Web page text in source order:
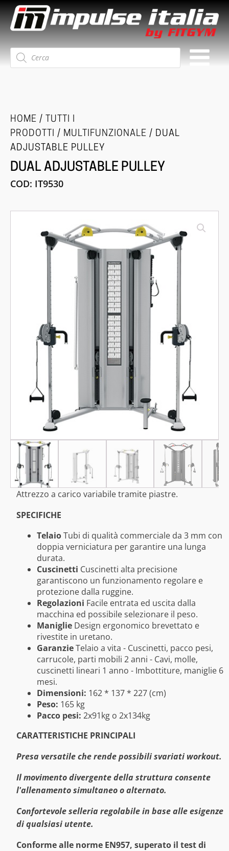
Ricerca
prodotti
HOME / TUTTI I
PRODOTTI / MULTIFUNZIONALE / DUAL
ADJUSTABLE PULLEY
DUAL ADJUSTABLE PULLEY
COD: IT9530
Attrezzo a carico variabile tramite piastre.
SPECIFICHE
TelaioTubi di qualità commerciale da 3 mm con
doppia verniciatura per garantire una lunga
durata.
Cuscinetti Cuscinetti alta precisione
garantiscono un funzionamento regolare e
protezione dalla ruggine.
Regolazioni Facile entrata ed uscita dalla
macchina ed possibile selezionare il peso.
Maniglie Design ergonomico brevettato e
rivestite in uretano.
GaranzieTelaio a vita - Cuscinetti, pacco pesi,
carrucole, parti mobili 2 anni - Cavi, molle,
cuscinetti lineari 1 anno - Imbottiture, maniglie 6
mesi.
Dimensioni: 162 * 137 * 227 (cm)
Peso: 165 kg
Pacco pesi: 2x91kg o 2x134kg
CARATTERISTICHE PRINCIPALI
Presa versatile che rende possibili svariati workout.
Il movimento divergente della struttura consente
l'allenamento simultaneo o alternato.
Confortevole selleria regolabile in base alle esigenze
di qualsiasi utente.
Conforme alle norme EN957, superato il test di